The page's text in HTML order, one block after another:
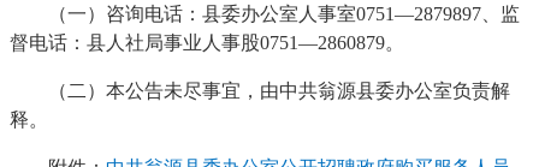
（一）咨询电话：县委办公室人事室0751—2879897、监
督电话：县人社局事业人事股0751—2860879。
（二）本公告未尽事宜，由中共翁源县委办公室负责解
释。